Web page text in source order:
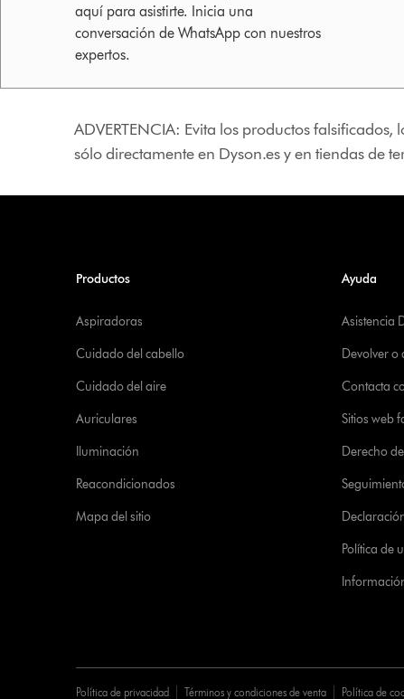
aquí para asistirte. Inicia una
conversación de WhatsApp con nuestros
expertos.
ADVERTENCIA: Evita los productos
sólo directamente en Dyson.es y en tiendas de
Productos
Aspiradoras
Cuidado del cabello
Cuidado del aire
Auriculares
Iluminación
Reacondicionados
Mapa del sitio
Ayuda
Asistencia
Devolver o
Contacta
Sitios web
Derecho
Política de
Política de privacidad Términos y condiciones de venta Política de